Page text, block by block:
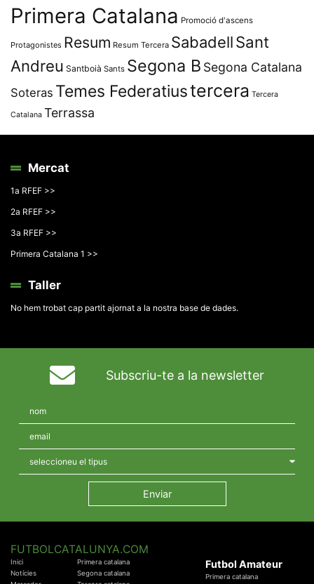
Primera Catalana Promoció d'ascens
Protagonistes Resum Resum Tercera SabadellSant
Andreu Santboià Sants Segona B Segona Catalana
Soteras Temes Federatiustercera Tercera
Catalana Terrassa
Mercat
1a RFEF >>
2a RFEF >>
3a RFEF >>
Primera Catalana 1 >>
Taller
No hem trobat cap partit ajornat a la nostra base de dades.
Subscriu-te a la newsletter
FUTBOLCATALUNYA.COM
Inici
Notícies
Primera catalana
Segona catalana
Futbol Amateur
Primera catalana